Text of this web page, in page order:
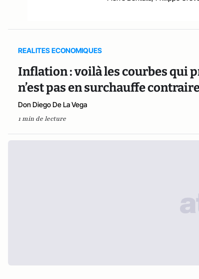
REALITES ECONOMIQUES
Inflation : voilà les courbes qui
n’est pas en surchauffe
Don Diego De La Vega
1 min de lecture